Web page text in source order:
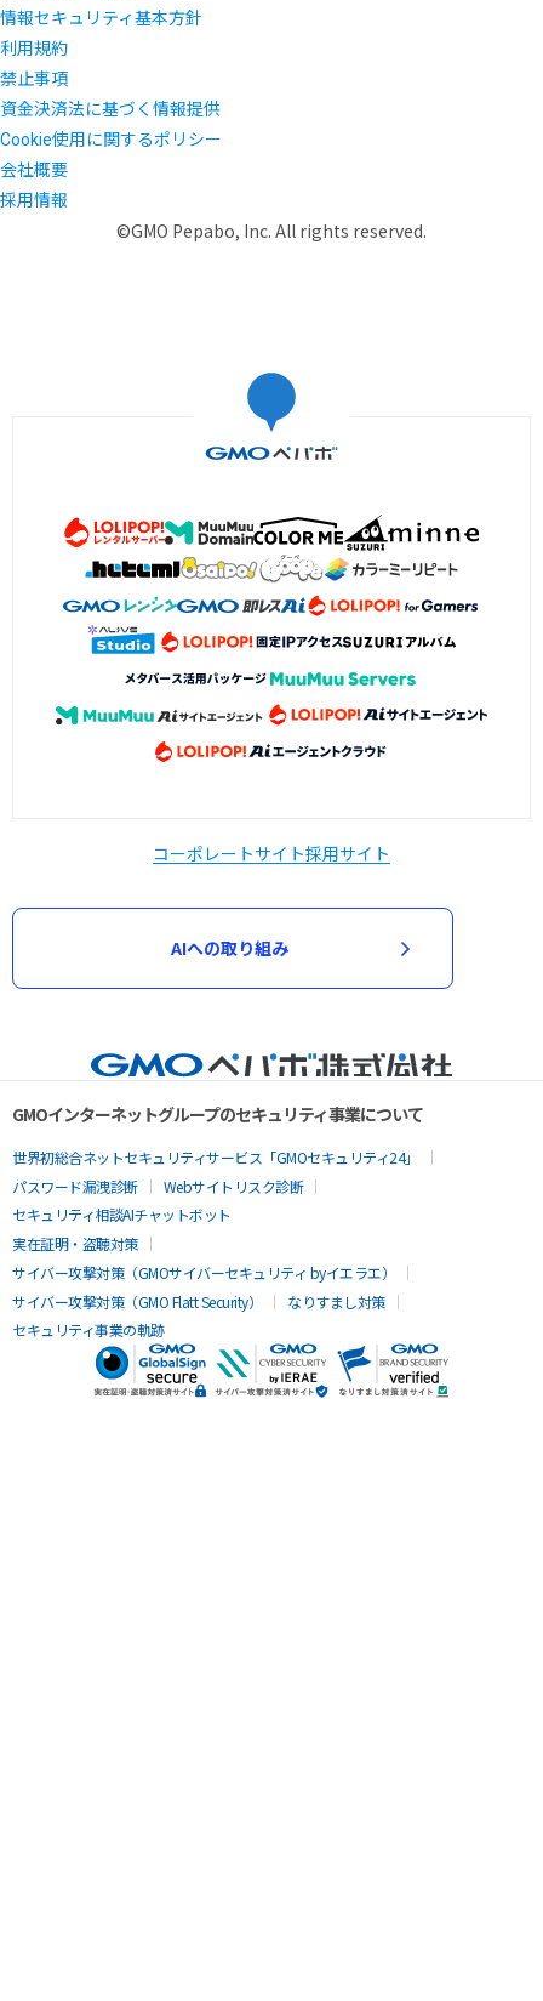
情報セキュリティ基本方針
利用規約
禁止事項
資金決済法に基づく情報提供
Cookie使用に関するポリシー
会社概要
採用情報
©GMO Pepabo, Inc. All rights reserved.
コーポレートサイト採用サイト
AIへの取り組み
GMOインターネットグループのセキュリティ事業について
世界初総合ネットセキュリティサービス「GMOセキュリティ24」
パスワード漏洩診断
Webサイトリスク診断
セキュリティ相談AIチャットボット
実在証明・盗聴対策
サイバー攻撃対策（GMOサイバーセキュリティ byイエラエ）
サイバー攻撃対策（GMO Flatt Security）
なりすまし対策
セキュリティ事業の軌跡